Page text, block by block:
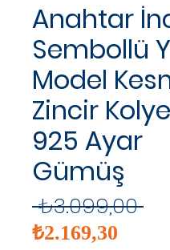
Anahtar
Sembollü Y
Model
Zincir
925 Ayar
Gümüş
₺3.099,00
₺2.169,30